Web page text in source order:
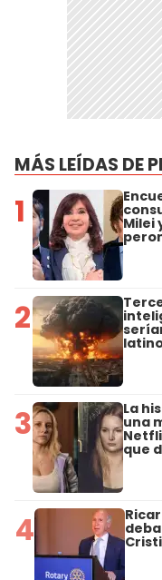
MÁS LEÍDAS DE
1 Milei
2
3 La
una
que
4